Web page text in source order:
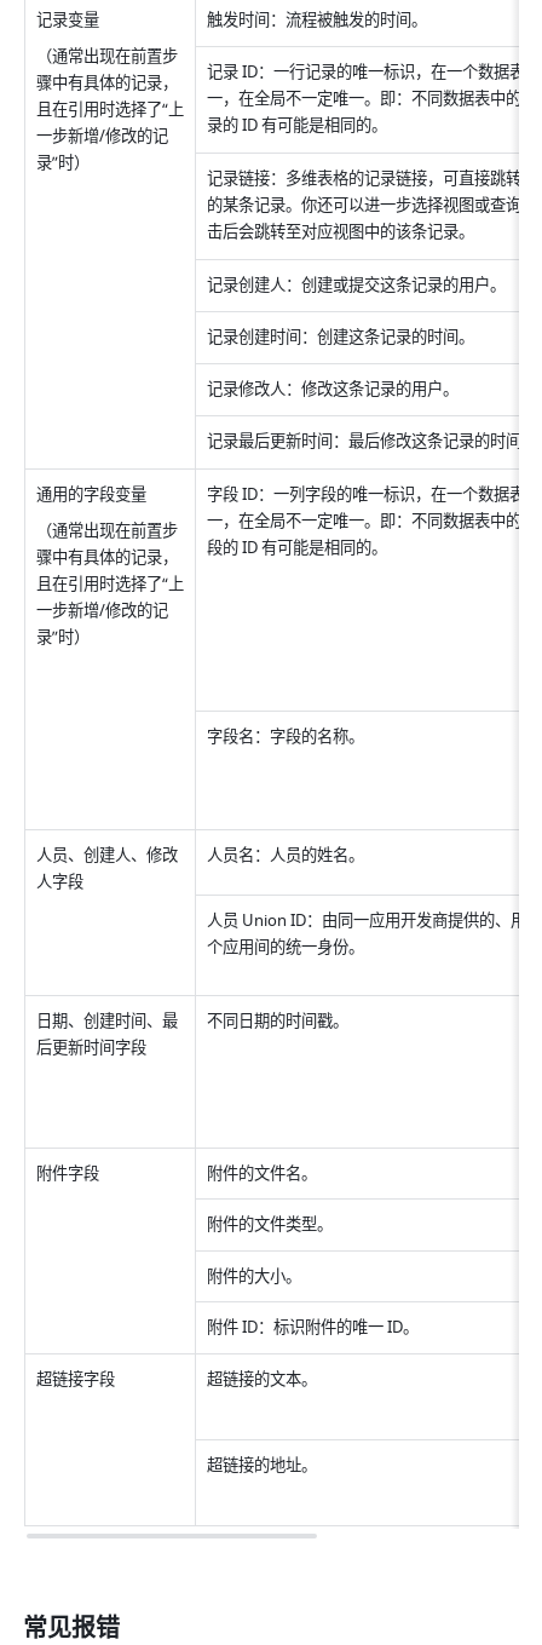
记录变量
（通常出现在前置步
骤中有具体的记录，
且在引用时选择了“上
一步新增/修改的记
录”时）
触发时间：流程被触发的时间。
记录 ID：一行记录的唯一标识，在一个数据表
一，在全局不一定唯一。即：不同数据表中的两
录的 ID 有可能是相同的。
记录链接：多维表格的记录链接，可直接跳转到
的某条记录。你还可以进一步选择视图或查询页
击后会跳转至对应视图中的该条记录。
记录创建人：创建或提交这条记录的用户。
记录创建时间：创建这条记录的时间。
记录修改人：修改这条记录的用户。
记录最后更新时间：最后修改这条记录的时间。
通用的字段变量
（通常出现在前置步
骤中有具体的记录，
且在引用时选择了“上
一步新增/修改的记
录”时）
字段 ID：一列字段的唯一标识，在一个数据表
一，在全局不一定唯一。即：不同数据表中的两
段的 ID 有可能是相同的。
字段名：字段的名称。
人员、创建人、修改
人字段
人员名：人员的姓名。
人员 Union ID：由同一应用开发商提供的、用
个应用间的统一身份。
日期、创建时间、最
后更新时间字段
不同日期的时间戳。
附件字段 附件的文件名。
附件的文件类型。
附件的大小。
附件 ID：标识附件的唯一 ID。
超链接字段 超链接的文本。
超链接的地址。
常见报错